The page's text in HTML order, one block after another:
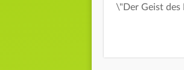
\"Der Geist